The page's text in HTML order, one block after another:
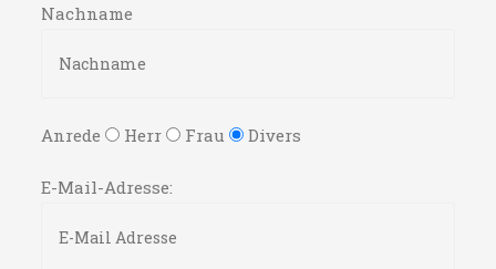
Nachname
Anrede Herr Frau Divers
E-Mail-Adresse: